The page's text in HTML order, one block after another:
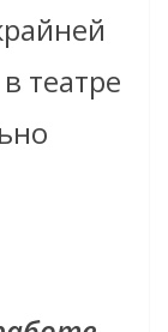
театре